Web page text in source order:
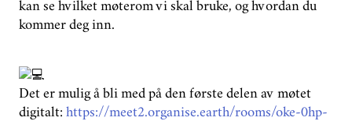
kan se hvilket møterom vi skal bruke, og hvordan du
kommer deg inn.
Det er mulig å bli med på den første delen av møtet
digitalt: https://meet2.organise.earth/rooms/oke-0hp-